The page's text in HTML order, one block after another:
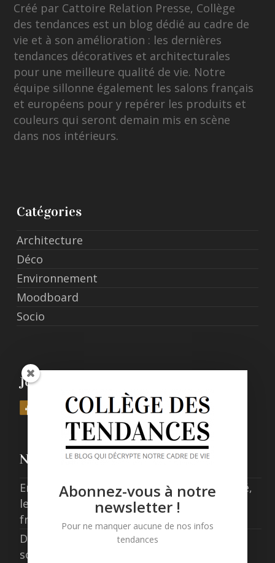
Créé par Cattoire Relation Presse, Collège
des tendances est un blog dédié au cadre de
vie et à son amélioration : les dernières
tendances décoratives et architecturales
pour une meilleure qualité de vie. Notre
équipe sillonne également les salons français
et européens pour y repérer les produits et
couleurs qui seront demain mis en scène
dans nos intérieurs.
Catégories
Architecture
Déco
Environnement
Moodboard
Socio
Join Us
Nos derniers posts
Entre expérience, confort et responsabilité,
les nouveaux standards de l’hôtellerie
française
Data centers en France : concilier
souveraineté numérique et exigence
Abonnez-vous à notre
newsletter !
Pour ne manquer aucune de nos infos
tendances